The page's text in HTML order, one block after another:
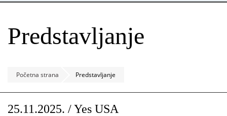
Predstavljanje
Početna strana Predstavljanje
25.11.2025. / Yes USA